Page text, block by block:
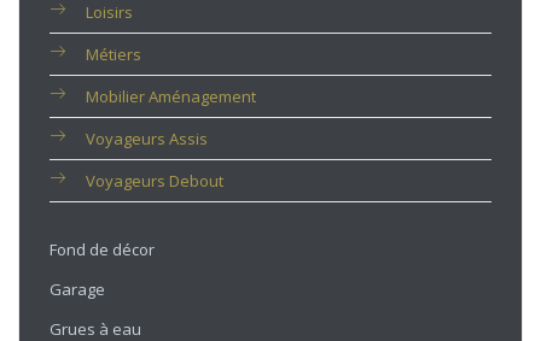
Loisirs
Métiers
Mobilier Aménagement
Voyageurs Assis
Voyageurs Debout
Fond de décor
Garage
Grues à eau